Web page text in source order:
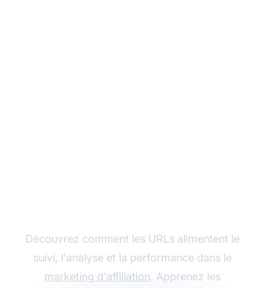
Découvrez comment les URLs alimentent le
suivi, l'analyse et la performance dans le
marketing d'affiliation. Apprenez les